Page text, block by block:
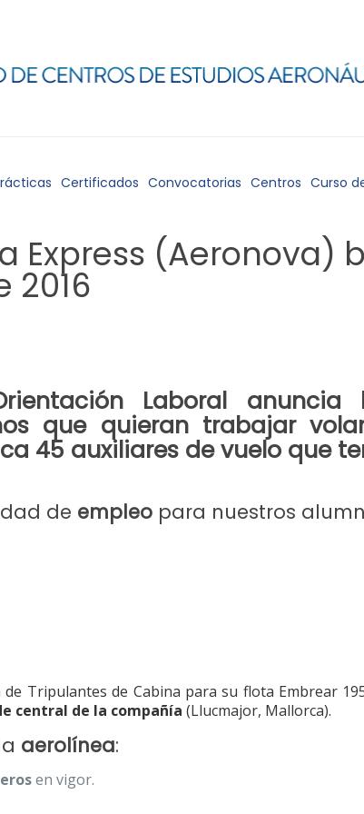
Certificados Convocatorias Centros Curso
Express (Aeronova)
2016
Laboral anuncia
que quieran trabajar
45 auxiliares de vueloque
de empleo para nuestros
de Tripulantes de Cabina para su flota Embrear
central de la compañía (Llucmajor, Mallorca).
aerolínea:
en vigor.